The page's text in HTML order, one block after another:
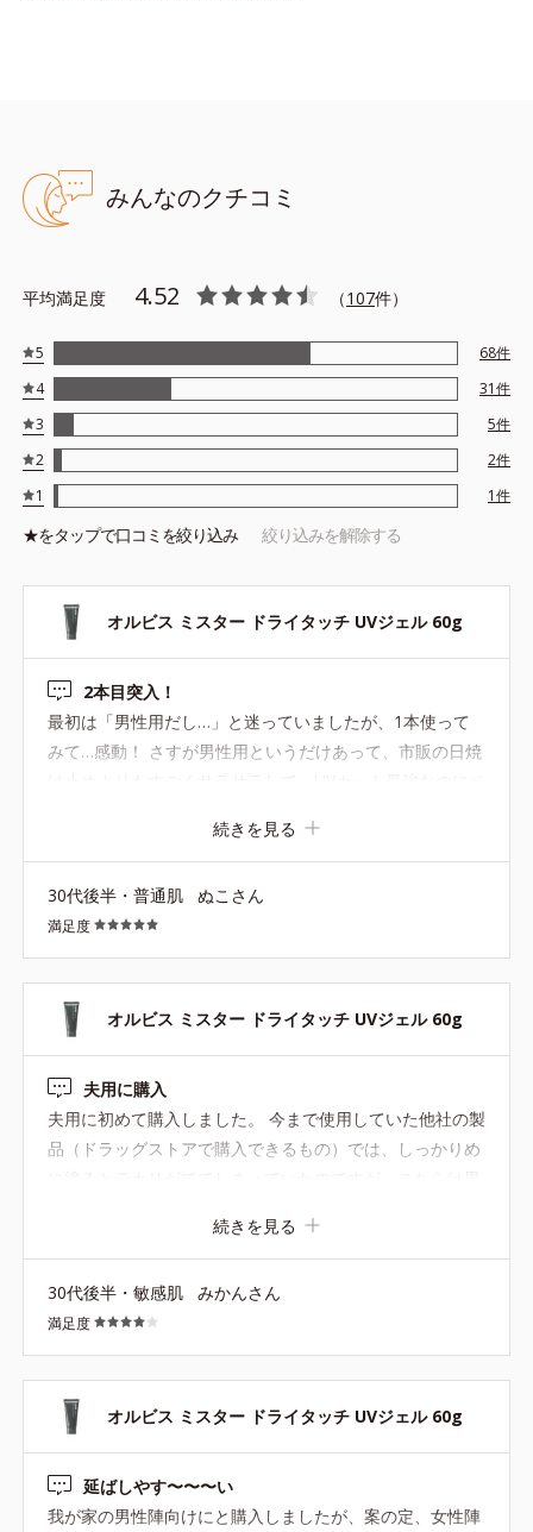
●皮脂吸着パウダー※3：化粧持ち向上成分
●クレンジング不要
※2 アスコルビルグルコシド
※3 アクリレーツコポリマー
みんなのクチコミ
平均満足度 4.52 （107件）
5 68件
4
31件
3
5件
2
2件
1
1件
★をタップで口コミを絞り込み 絞り込みを解除する
オルビス ミスター ドライタッチ UVジェル 60g
2本目突入！
最初は「男性用だし…」と迷っていましたが、1本使って
みて…感動！ さすが男性用というだけあって、市販の日焼
け止めよりもすごくサラサラして、UVカット最強なのにベ
の日焼け止めのあとにメイクをする前に塗ると、日焼け止
めもファンデーションもよれたりせずにサラサラで使えま
す。 ミスターだけど、私専用です笑
続きを見る
30代後半・普通肌 ぬこさん
満足度
オルビス ミスター ドライタッチ UVジェル 60g
夫用に購入
夫用に初めて購入しました。 今まで使用していた他社の製
品（ドラッグストアで購入できるもの）では、しっかりめ
じることなく使用できているようです。
続きを見る
30代後半・敏感肌 みかんさん
満足度
オルビス ミスター ドライタッチ UVジェル 60g
延ばしやす〜〜〜い
我が家の男性陣向けにと購入しましたが、案の定、女性陣